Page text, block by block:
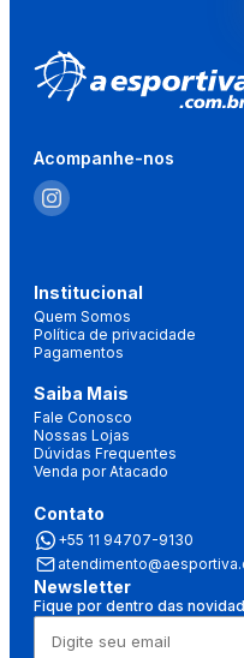
Acompanhe-nos
Institucional
Quem Somos
Política de privacidade
Pagamentos
Saiba Mais
Fale Conosco
Nossas Lojas
Dúvidas Frequentes
Venda por Atacado
Contato
+55 11 94707-9130
Newsletter
Fique por dentro das